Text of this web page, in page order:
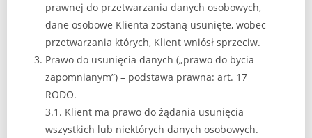
prawnej do przetwarzania danych osobowych,
dane osobowe Klienta zostaną usunięte, wobec
przetwarzania których, Klient wniósł sprzeciw.
Prawo do usunięcia danych („prawo do bycia
zapomnianym”) – podstawa prawna: art. 17
RODO.
3.1. Klient ma prawo do żądania usunięcia
wszystkich lub niektórych danych osobowych.